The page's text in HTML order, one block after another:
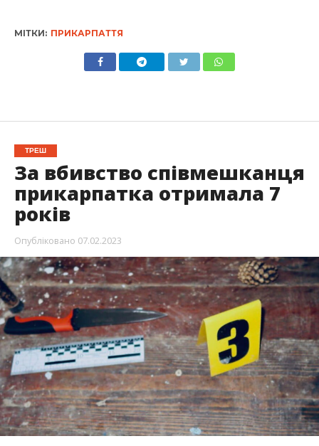
МІТКИ: ПРИКАРПАТТЯ
ТРЕШ
За вбивство співмешканця
прикарпатка отримала 7
років
Опубліковано 07.02.2023